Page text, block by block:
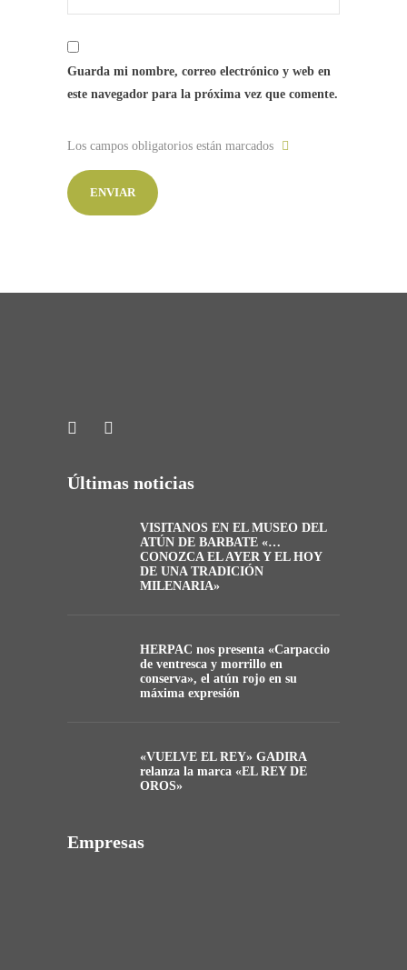
Guarda mi nombre, correo electrónico y web en
este navegador para la próxima vez que comente.
Los campos obligatorios están marcados
Últimas noticias
VISITANOS EN EL MUSEO DEL
ATÚN DE BARBATE «…
CONOZCA EL AYER Y EL HOY
DE UNA TRADICIÓN
MILENARIA»
HERPAC nos presenta «Carpaccio
de ventresca y morrillo en
conserva», el atún rojo en su
máxima expresión
«VUELVE EL REY» GADIRA
relanza la marca «EL REY DE
OROS»
Empresas